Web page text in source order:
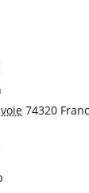
74320